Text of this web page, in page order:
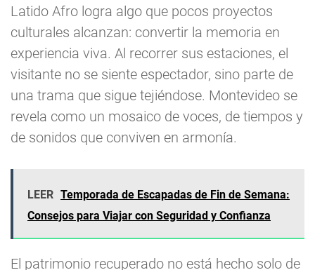
Latido Afro logra algo que pocos proyectos
culturales alcanzan: convertir la memoria en
experiencia viva. Al recorrer sus estaciones, el
visitante no se siente espectador, sino parte de
una trama que sigue tejiéndose. Montevideo se
revela como un mosaico de voces, de tiempos y
de sonidos que conviven en armonía.
LEER Temporada de Escapadas de Fin de Semana:
Consejos para Viajar con Seguridad y Confianza
El patrimonio recuperado no está hecho solo de